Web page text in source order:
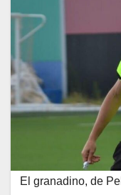
El granadino, de